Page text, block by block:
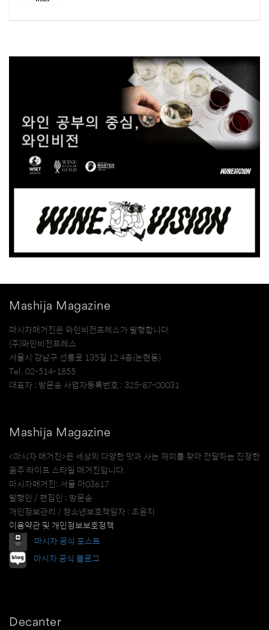
Mashija Magazine
마시자매거진은 와인비전프레스가 발행합니다.
(주)와인비전프레스
서울시 강남구 선릉로 135길 12 4층(논현동)
Tel. 02-514-1855
대표자 : 방문송 사업자등록번호 : 325-87-00031
Mashija Magazine
<마시자 매거진>은 세상의 다양한 맛과 사는 재미를 찾아 전달하는 진정한
음주 라이프 스타일 매거진입니다.
마시자매거진: 서울 아03617
발행인 / 편집인 : 방문송
개인정보관리 / 청소년보호책임자 : 조윤지
이용약관 및 개인정보보호정책
마시자 공식 포스트
마시자 공식 블로그
Decanter